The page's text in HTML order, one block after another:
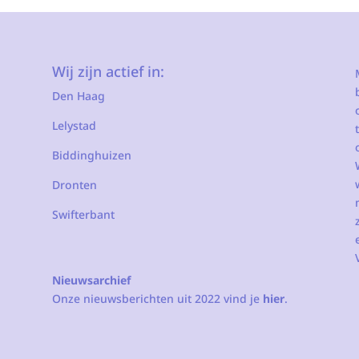
Wij zijn actief in:
Den Haag
Lelystad
Biddinghuizen
Dronten
Swifterbant
Nieuwsarchief
Onze nieuwsberichten uit 2022 vind je hier.